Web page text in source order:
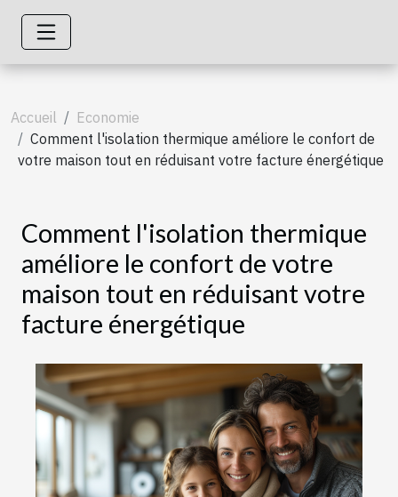
Accueil
Economie
Comment l'isolation thermique améliore le confort de
votre maison tout en réduisant votre facture énergétique
Comment l'isolation thermique
améliore le confort de votre
maison tout en réduisant votre
facture énergétique